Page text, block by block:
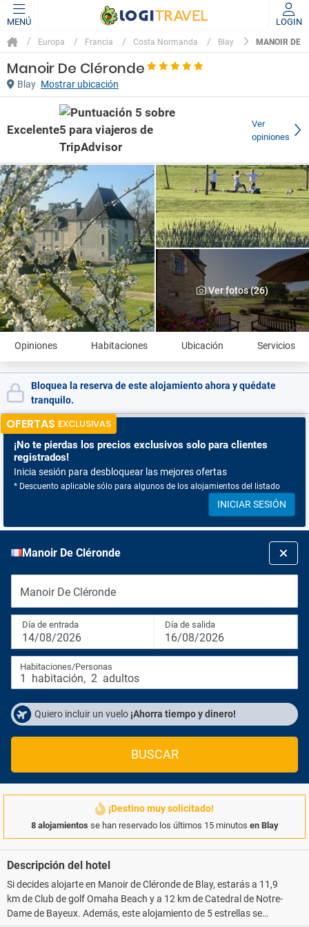
MENÚ LOGIN
Europa Francia Costa Normanda Blay MANOIR DE
Manoir De Cléronde
Blay Mostrar ubicación
Excelente
Ver
opiniones
Ver fotos (26)
Opiniones Habitaciones Ubicación Servicios
Bloquea la reserva de este alojamiento ahora y quédate
tranquilo.
OFERTAS EXCLUSIVAS
¡No te pierdas los precios exclusivos solo para clientes
registrados!
Inicia sesión para desbloquear las mejores ofertas
* Descuento aplicable sólo para algunos de los alojamientos del listado
INICIAR SESIÓN
Manoir De Cléronde
Manoir De Cléronde
Día de entrada
14/08/2026
Día de salida
16/08/2026
Habitaciones/Personas
1 habitación, 2 adultos
Quiero incluir un vuelo ¡Ahorra tiempo y dinero!
BUSCAR
¡Destino muy solicitado!
8 alojamientos se han reservado los últimos 15 minutos en Blay
Descripción del hotel
Si decides alojarte en Manoir de Cléronde de Blay, estarás a 11,9
km de Club de golf Omaha Beach y a 12 km de Catedral de Notre-
Dame de Bayeux. Además, este alojamiento de 5 estrellas se